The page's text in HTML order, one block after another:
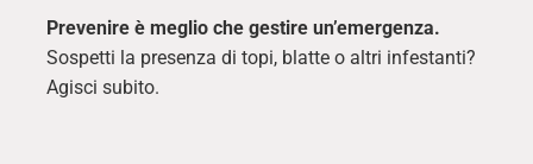
Prevenire è meglio che gestire un’emergenza.
Sospetti la presenza di topi, blatte o altri infestanti?
Agisci subito.